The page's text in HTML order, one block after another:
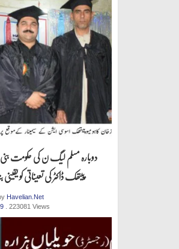
دوبارہ مسلم لیگ ن کی حکومت
پیتھک ڈاکٹر کی تعیناتی کو
Havelian.Net
. 223081 Views